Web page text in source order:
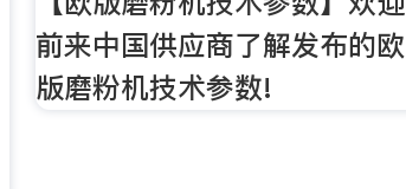
前来中国供应商了解发布的欧
版磨粉机技术参数!